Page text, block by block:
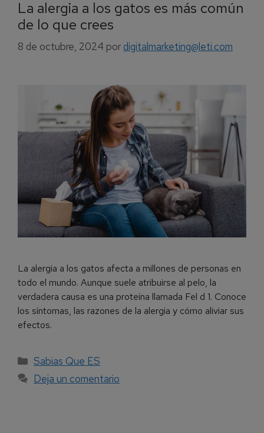
La alergia a los gatos es más común
de lo que crees
8 de octubre, 2024 por digitalmarketing@leti.com
La alergia a los gatos afecta a millones de personas en
todo el mundo. Aunque suele atribuirse al pelo, la
verdadera causa es una proteína llamada Fel d 1. Conoce
los síntomas, las razones de la alergia y cómo aliviar sus
efectos.
Sabias Que ES
Deja un comentario